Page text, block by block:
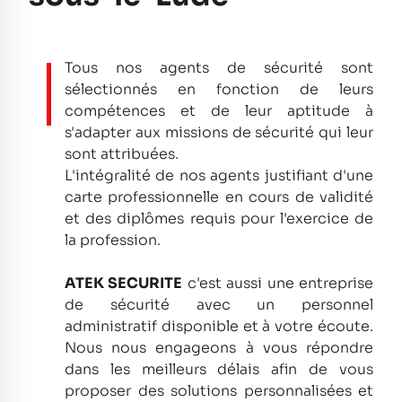
Tous nos agents de sécurité sont
sélectionnés en fonction de leurs
compétences et de leur aptitude à
s'adapter aux missions de sécurité qui leur
sont attribuées.
L'intégralité de nos agents justifiant d'une
carte professionnelle en cours de validité
et des diplômes requis pour l'exercice de
la profession.
ATEK SECURITE c'est aussi une entreprise
de sécurité avec un personnel
administratif disponible et à votre écoute.
Nous nous engageons à vous répondre
dans les meilleurs délais afin de vous
proposer des solutions personnalisées et